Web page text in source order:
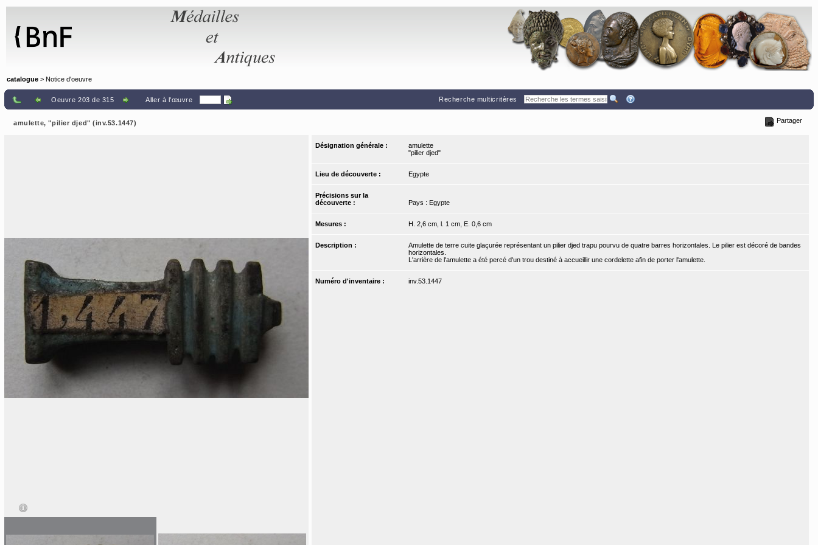
catalogue > Notice d'oeuvre
Oeuvre 203 de 315 Aller à l'œuvre Recherche multicritères
amulette, "pilier djed" (inv.53.1447) Partager
Désignation générale :
amulette
"pilier djed"
Lieu de découverte : Egypte
Précisions sur la
découverte :
Pays : Egypte
Mesures : H. 2,6 cm, l. 1 cm, E. 0,6 cm
Description :
Amulette de terre cuite glaçurée représentant un pilier djed trapu pourvu de quatre barres horizontales. Le pilier est décoré de bandes
horizontales.
L'arrière de l'amulette a été percé d'un trou destiné à accueillir une cordelette afin de porter l'amulette.
Numéro d'inventaire : inv.53.1447